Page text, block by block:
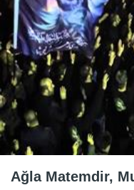
Ağla Matemdir,